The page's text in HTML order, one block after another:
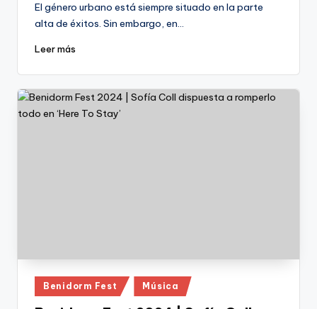
El género urbano está siempre situado en la parte
alta de éxitos. Sin embargo, en…
Leer más
Publicado
en
Benidorm Fest Música